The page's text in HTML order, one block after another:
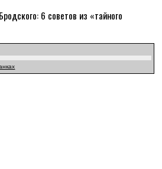
6 советов из «тайного